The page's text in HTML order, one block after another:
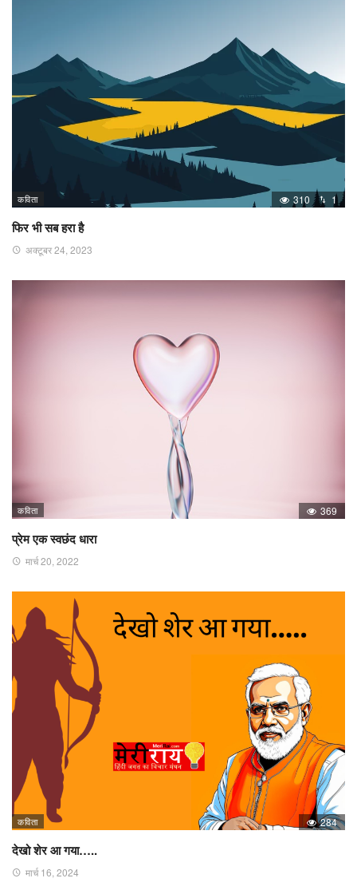
कविता 310 1
फिर भी सब हरा है
अक्टूबर 24, 2023
कविता 369
प्रेम एक स्वछंद धारा
मार्च 20, 2022
कविता 284
देखो शेर आ गया…..
मार्च 16, 2024